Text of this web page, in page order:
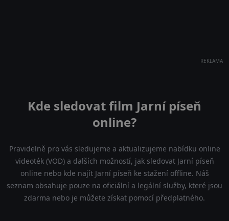
REKLAMA
Kde sledovat film Jarní píseň
online?
Pravidelně pro vás sledujeme a aktualizujeme nabídku online
videoték (VOD) a dalších možností, jak sledovat Jarní píseň
online nebo kde najít Jarní píseň ke stažení offline. Náš
seznam obsahuje pouze na oficiální a legální služby, které jsou
zdarma nebo je můžete získat pomocí předplatného.